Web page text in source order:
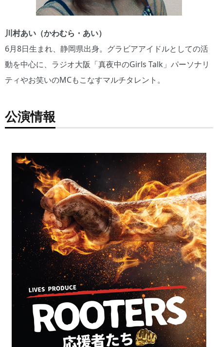
川村あい（かわむら・あい）
6月8日生まれ、静岡県出身。グラビアアイドルとしての活
動を中心に、ラジオ大阪「真夜中のGirls Talk」パーソナリ
ティやお笑いのMCもこなすマルチタレント。
公演情報